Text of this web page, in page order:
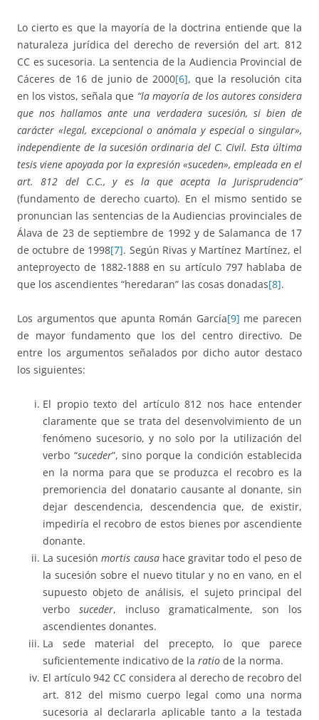
Lo cierto es que la mayoría de la doctrina entiende que la
naturaleza jurídica del derecho de reversión del art. 812
CC es sucesoria. La sentencia de la Audiencia Provincial de
Cáceres de 16 de junio de 2000[6], que la resolución cita
en los vistos, señala que “la mayoría de los autores considera
que nos hallamos ante una verdadera sucesión, si bien de
carácter «legal, excepcional o anómala y especial o singular»,
independiente de la sucesión ordinaria del C. Civil. Esta última
tesis viene apoyada por la expresión «suceden», empleada en el
art. 812 del C.C., y es la que acepta la Jurisprudencia”
(fundamento de derecho cuarto). En el mismo sentido se
pronuncian las sentencias de la Audiencias provinciales de
Álava de 23 de septiembre de 1992 y de Salamanca de 17
de octubre de 1998[7]. Según Rivas y Martínez Martínez, el
anteproyecto de 1882-1888 en su artículo 797 hablaba de
que los ascendientes “heredaran” las cosas donadas[8].
Los argumentos que apunta Román García[9] me parecen
de mayor fundamento que los del centro directivo. De
entre los argumentos señalados por dicho autor destaco
los siguientes:
El propio texto del artículo 812 nos hace entender
claramente que se trata del desenvolvimiento de un
fenómeno sucesorio, y no solo por la utilización del
verbo “suceder”, sino porque la condición establecida
en la norma para que se produzca el recobro es la
premoriencia del donatario causante al donante, sin
dejar descendencia, descendencia que, de existir,
impediría el recobro de estos bienes por ascendiente
donante.
La sucesiónmortis causahace gravitar todo el peso de
la sucesión sobre el nuevo titular y no en vano, en el
supuesto objeto de análisis, el sujeto principal del
verbo suceder, incluso gramaticalmente, son los
ascendientes donantes.
La sede material del precepto, lo que parece
suficientemente indicativo de la ratio de la norma.
El artículo 942 CC considera al derecho de recobro del
art. 812 del mismo cuerpo legal como una norma
sucesoria al declararla aplicable tanto a la testada